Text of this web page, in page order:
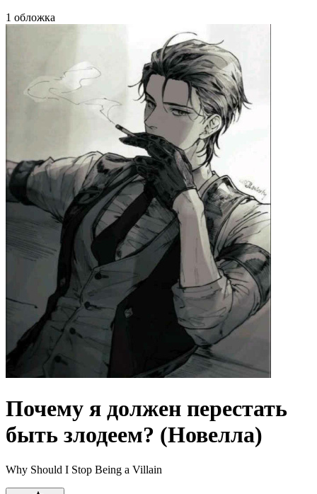
1 обложка
Почему я должен перестать
быть злодеем? (Новелла)
Why Should I Stop Being a Villain